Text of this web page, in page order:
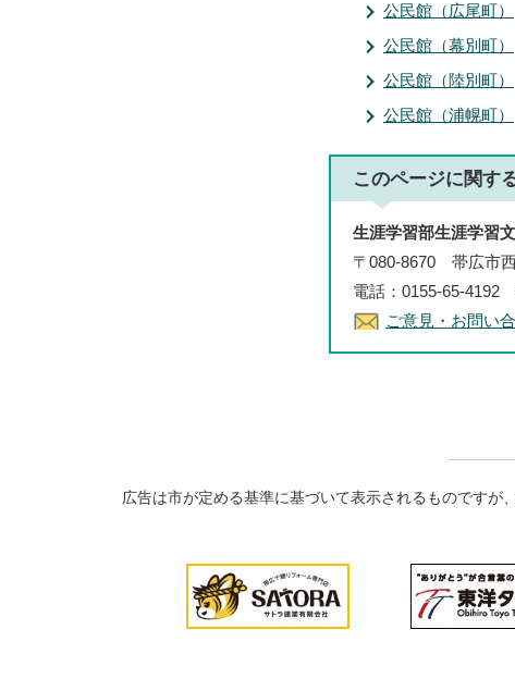
公民館（広尾町）
公民館（幕別町）
公民館（陸別町）
公民館（浦幌町）
このページに関す
生涯学習部生涯学習
〒080-8670 帯広市
電話：0155-65-4192
ご意見・お問い
広告は市が定める基準に基づいて表示されるものですが